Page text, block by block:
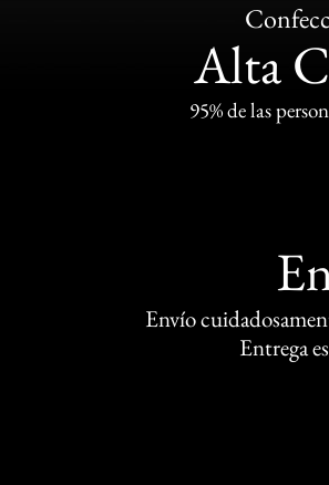
Alta
95% de las
Envío
Entrega